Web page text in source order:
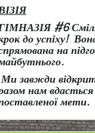
#6
до успіху!
на
Ми завжди
нам вдасться
мети.